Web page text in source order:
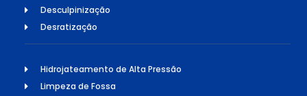
Desculpinização
Desratização
Hidrojateamento de Alta Pressão
Limpeza de Fossa